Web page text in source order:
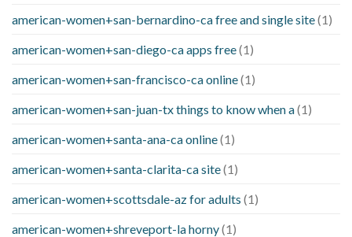
american-women+san-bernardino-ca free and single site(1)
american-women+san-diego-ca apps free(1)
american-women+san-francisco-ca online(1)
american-women+san-juan-tx things to know when a(1)
american-women+santa-ana-ca online(1)
american-women+santa-clarita-ca site(1)
american-women+scottsdale-az for adults (1)
american-women+shreveport-la horny(1)